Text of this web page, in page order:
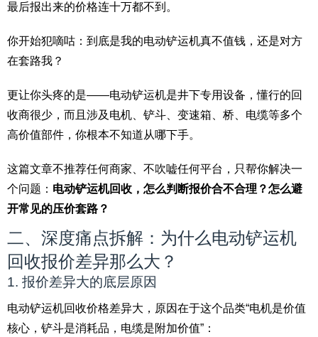
最后报出来的价格连十万都不到。
你开始犯嘀咕：到底是我的电动铲运机真不值钱，还是对方
在套路我？
更让你头疼的是——电动铲运机是井下专用设备，懂行的回
收商很少，而且涉及电机、铲斗、变速箱、桥、电缆等多个
高价值部件，你根本不知道从哪下手。
这篇文章不推荐任何商家、不吹嘘任何平台，只帮你解决一
个问题： 电动铲运机回收，怎么判断报价合不合理？怎么避
开常见的压价套路？
二、深度痛点拆解：为什么电动铲运机
回收报价差异那么大？
1. 报价差异大的底层原因
电动铲运机回收价格差异大，原因在于这个品类“电机是价值
核心，铲斗是消耗品，电缆是附加价值”：